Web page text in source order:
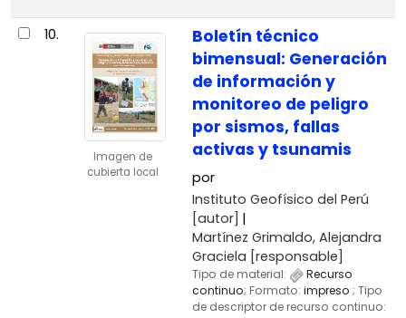
10.
Imagen de
cubierta local
Boletín técnico
bimensual: Generación
de información y
monitoreo de peligro
por sismos, fallas
activas y tsunamis
por
Instituto Geofísico del Perú
[autor]
Martínez Grimaldo, Alejandra
Graciela [responsable]
Tipo de material:
Recurso
continuo; Formato: impreso ; Tipo
de descriptor de recurso continuo: